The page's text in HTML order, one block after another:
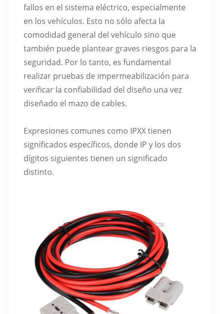
fallos en el sistema eléctrico, especialmente
en los vehículos. Esto no sólo afecta la
comodidad general del vehículo sino que
también puede plantear graves riesgos para la
seguridad. Por lo tanto, es fundamental
realizar pruebas de impermeabilización para
verificar la confiabilidad del diseño una vez
diseñado el mazo de cables.
Expresiones comunes como IPXX tienen
significados específicos, donde IP y los dos
dígitos siguientes tienen un significado
distinto.